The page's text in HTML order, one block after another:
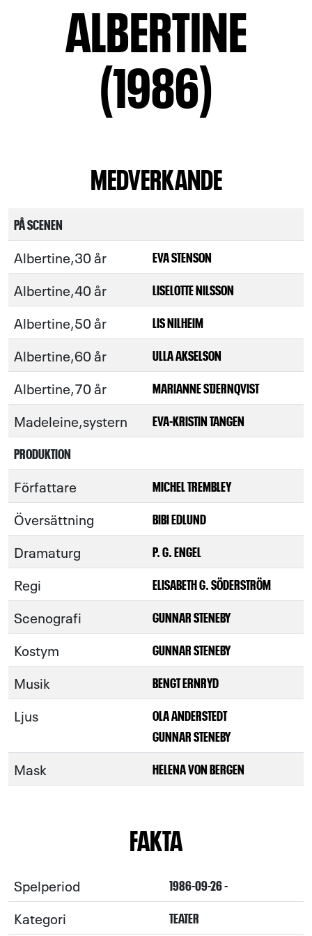
ALBERTINE
(1986)
MEDVERKANDE
PÅ SCENEN
Albertine,30 år EVA STENSON
Albertine,40 år LISELOTTE NILSSON
Albertine,50 år LIS NILHEIM
Albertine,60 år ULLA AKSELSON
Albertine,70 år MARIANNE STJERNQVIST
Madeleine,systern
EVA-KRISTIN TANGEN
PRODUKTION
Författare MICHEL TREMBLEY
Översättning BIBI EDLUND
Dramaturg P. G. ENGEL
Regi ELISABETH G. SÖDERSTRÖM
Scenografi GUNNAR STENEBY
Kostym GUNNAR STENEBY
Musik BENGT ERNRYD
Ljus
OLA ANDERSTEDT
GUNNAR STENEBY
Mask HELENA VON BERGEN
FAKTA
Spelperiod 1986-09-26 -
Kategori TEATER